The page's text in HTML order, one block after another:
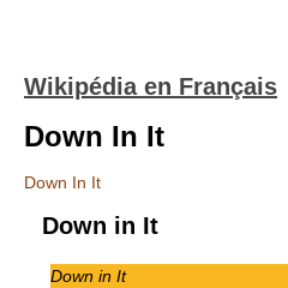
Wikipédia en Français
Down In It
Down In It
Down in It
Down in It